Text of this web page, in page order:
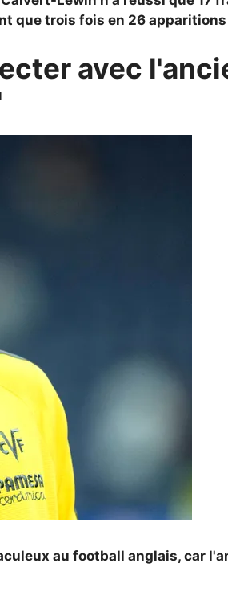
que trois fois en 26
avec
au football anglais, car